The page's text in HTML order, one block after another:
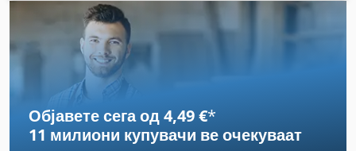
Објавете сега од 4,49 €*
11 милиони купувачи ве очекуваат